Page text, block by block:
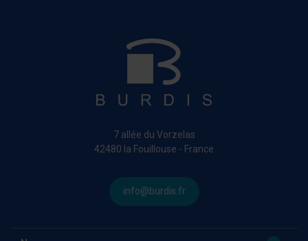
7 allée du Vorzelas
42480 la Fouillouse - France
info@burdis.fr